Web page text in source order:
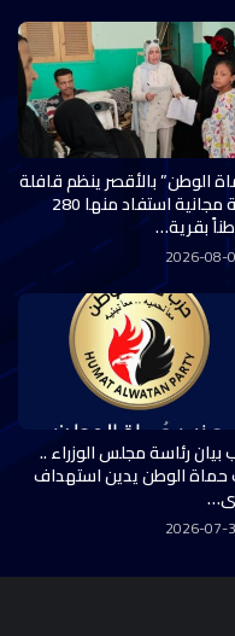
الوطن” بالأقصر ينظم قافلة
طبية مجانية استفاد منها 280
بقرية…
2026-08-
رئاسة مجلس الوزراء ..
حماة الوطن يدين استهداف
2026-07-